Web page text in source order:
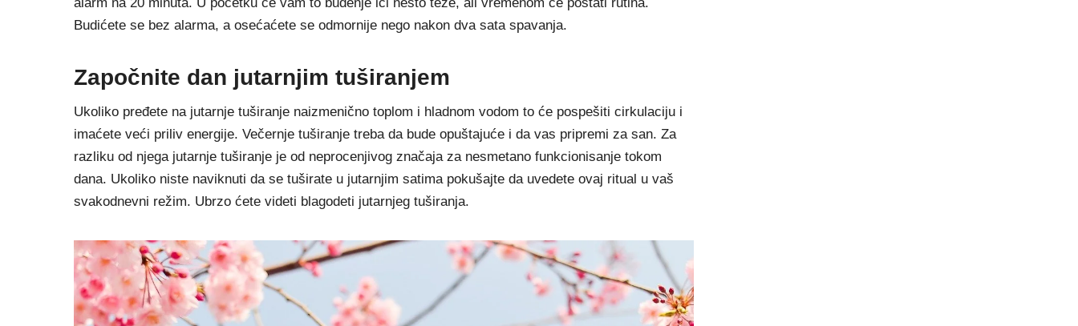
Budićete se bez alarma, a osećaćete se odmornije nego nakon dva sata spavanja.
Započnite dan jutarnjim tuširanjem
Ukoliko pređete na jutarnje tuširanje naizmenično toplom i hladnom vodom to će pospešiti cirkulaciju i
imaćete veći priliv energije. Večernje tuširanje treba da bude opuštajuće i da vas pripremi za san. Za
razliku od njega jutarnje tuširanje je od neprocenjivog značaja za nesmetano funkcionisanje tokom
dana. Ukoliko niste naviknuti da se tuširate u jutarnjim satima pokušajte da uvedete ovaj ritual u vaš
svakodnevni režim. Ubrzo ćete videti blagodeti jutarnjeg tuširanja.